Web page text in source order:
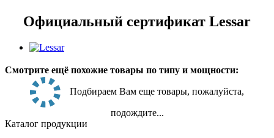
Официальный сертификат Lessar
Смотрите ещё похожие товары по типу и мощности:
Подбираем Вам еще товары, пожалуйста,
подождите...
Каталог продукции